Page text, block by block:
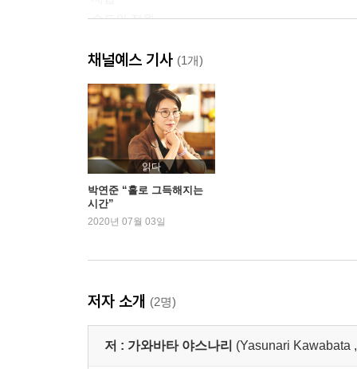
-수도의 정원
-빗속
-모기떼
-뱀 알
-가을 물고기
작품 해설 - 성(性), 죽음, 꿈의 하모니
연보
채널예스 기사 (1개)
읽다
박연준 “홀로 그득해지는
시간”
2020년 07월 03일
저자 소개 (2명)
저 : 가와바타 야스나리 (Yasunari Kawabata